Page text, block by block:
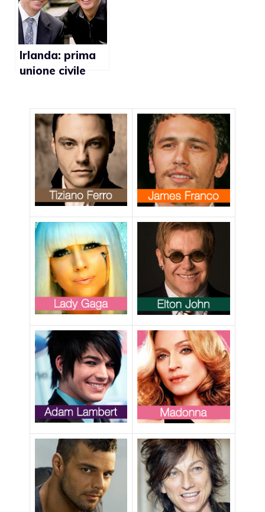
Irlanda: prima
unione civile